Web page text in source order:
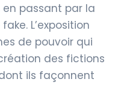
en passant par la
L’exposition
de pouvoir qui
des fictions
ils façonnent